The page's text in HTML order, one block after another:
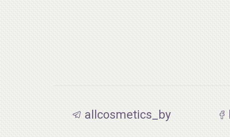
allcosmetics_by